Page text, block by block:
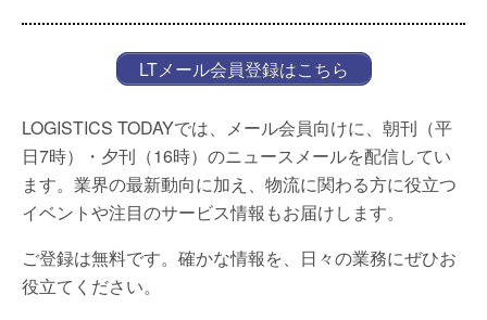
LTメール会員登録はこちら
LOGISTICS TODAYでは、メール会員向けに、朝刊（平
日7時）・夕刊（16時）のニュースメールを配信してい
ます。業界の最新動向に加え、物流に関わる方に役立つ
イベントや注目のサービス情報もお届けします。
ご登録は無料です。確かな情報を、日々の業務にぜひお
役立てください。